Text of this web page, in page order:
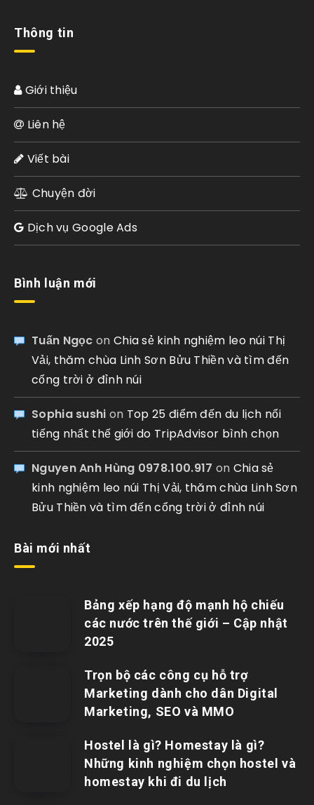
Thông tin
Giới thiệu
Liên hệ
Viết bài
Chuyện đời
Dịch vụ Google Ads
Bình luận mới
Tuấn Ngọc on Chia sẻ kinh nghiệm leo núi Thị
Vải, thăm chùa Linh Sơn Bửu Thiền và tìm đến
cổng trời ở đỉnh núi
Sophia sushi on Top 25 điểm đến du lịch nổi
tiếng nhất thế giới do TripAdvisor bình chọn
Nguyen Anh Hùng 0978.100.917 on Chia sẻ
kinh nghiệm leo núi Thị Vải, thăm chùa Linh Sơn
Bửu Thiền và tìm đến cổng trời ở đỉnh núi
Bài mới nhất
Bảng xếp hạng độ mạnh hộ chiếu
các nước trên thế giới – Cập nhật
2025
Trọn bộ các công cụ hỗ trợ
Marketing dành cho dân Digital
Marketing, SEO và MMO
Hostel là gì? Homestay là gì?
Những kinh nghiệm chọn hostel và
homestay khi đi du lịch